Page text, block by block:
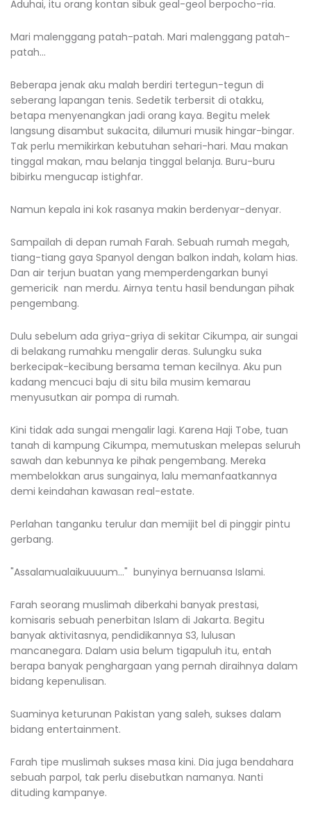
Aduhai, itu orang kontan sibuk geal-geol berpocho-ria.
Mari malenggang patah-patah. Mari malenggang patah-
patah…
Beberapa jenak aku malah berdiri tertegun-tegun di
seberang lapangan tenis. Sedetik terbersit di otakku,
betapa menyenangkan jadi orang kaya. Begitu melek
langsung disambut sukacita, dilumuri musik hingar-bingar.
Tak perlu memikirkan kebutuhan sehari-hari. Mau makan
tinggal makan, mau belanja tinggal belanja. Buru-buru
bibirku mengucap istighfar.
Namun kepala ini kok rasanya makin berdenyar-denyar.
Sampailah di depan rumah Farah. Sebuah rumah megah,
tiang-tiang gaya Spanyol dengan balkon indah, kolam hias.
Dan air terjun buatan yang memperdengarkan bunyi
gemericik nan merdu. Airnya tentu hasil bendungan pihak
pengembang.
Dulu sebelum ada griya-griya di sekitar Cikumpa, air sungai
di belakang rumahku mengalir deras. Sulungku suka
berkecipak-kecibung bersama teman kecilnya. Aku pun
kadang mencuci baju di situ bila musim kemarau
menyusutkan air pompa di rumah.
Kini tidak ada sungai mengalir lagi. Karena Haji Tobe, tuan
tanah di kampung Cikumpa, memutuskan melepas seluruh
sawah dan kebunnya ke pihak pengembang. Mereka
membelokkan arus sungainya, lalu memanfaatkannya
demi keindahan kawasan real-estate.
Perlahan tanganku terulur dan memijit bel di pinggir pintu
gerbang.
"Assalamualaikuuuum…" bunyinya bernuansa Islami.
Farah seorang muslimah diberkahi banyak prestasi,
komisaris sebuah penerbitan Islam di Jakarta. Begitu
banyak aktivitasnya, pendidikannya S3, lulusan
mancanegara. Dalam usia belum tigapuluh itu, entah
berapa banyak penghargaan yang pernah diraihnya dalam
bidang kepenulisan.
Suaminya keturunan Pakistan yang saleh, sukses dalam
bidang entertainment.
Farah tipe muslimah sukses masa kini. Dia juga bendahara
sebuah parpol, tak perlu disebutkan namanya. Nanti
dituding kampanye.